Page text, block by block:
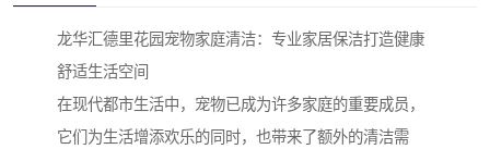
龙华汇德里花园宠物家庭清洁：专业家居保洁打造健康
舒适生活空间
在现代都市生活中，宠物已成为许多家庭的重要成员，
它们为生活增添欢乐的同时，也带来了额外的清洁需